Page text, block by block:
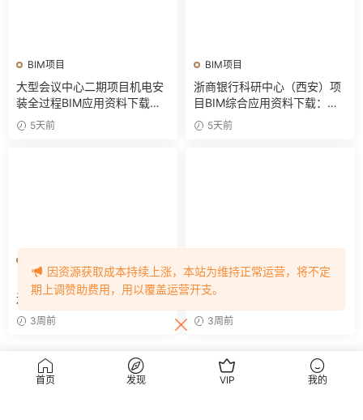
BIM项目
大型会议中心二期项目机电安
装全过程BIM应用资料下载：
含BIM模型、汇报PPT及视频
5天前
BIM项目
浙商银行科研中心（西安）项
目BIM综合应用资料下载：含
全套BIM模型、汇报PPT
5天前
【含全套BIM模型】 杭衢铁路
连续梁0#块BIM应用成果｜钢
筋与预应力深化施工实战资料
3周前
泾河大桥项目施工阶段BIM技
术应用（含全套BIM模型、汇
报PPT及演示视频）
3周前
评论
首页 发现 VIP 我的
因资源获取成本持续上涨，本站为维持正常运营，将不定
期上调赞助费用，用以覆盖运营开支。